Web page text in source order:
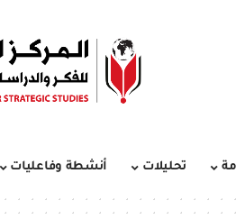
تحليلات أنشطة وفاعليات